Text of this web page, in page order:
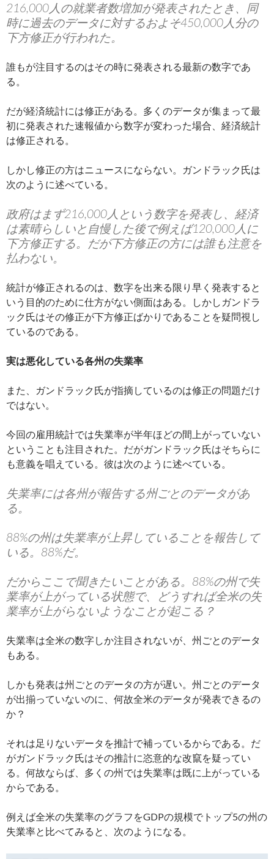
216,000人の就業者数増加が発表されたとき、同
時に過去のデータに対するおよそ450,000人分の
下方修正が行われた。
誰もが注目するのはその時に発表される最新の数字であ
る。
だが経済統計には修正がある。多くのデータが集まって最
初に発表された速報値から数字が変わった場合、経済統計
は修正される。
しかし修正の方はニュースにならない。ガンドラック氏は
次のように述べている。
政府はまず216,000人という数字を発表し、経済
は素晴らしいと自慢した後で例えば120,000人に
下方修正する。だが下方修正の方には誰も注意を
払わない。
統計が修正されるのは、数字を出来る限り早く発表すると
いう目的のために仕方がない側面はある。しかしガンドラ
ック氏はその修正が下方修正ばかりであることを疑問視し
ているのである。
実は悪化している各州の失業率
また、ガンドラック氏が指摘しているのは修正の問題だけ
ではない。
今回の雇用統計では失業率が半年ほどの間上がっていない
ということも注目された。だがガンドラック氏はそちらに
も意義を唱えている。彼は次のように述べている。
失業率には各州が報告する州ごとのデータがあ
る。
88%の州は失業率が上昇していることを報告して
いる。88%だ。
だからここで聞きたいことがある。88%の州で失
業率が上がっている状態で、どうすれば全米の失
業率が上がらないようなことが起こる？
失業率は全米の数字しか注目されないが、州ごとのデータ
もある。
しかも発表は州ごとのデータの方が遅い。州ごとのデータ
が出揃っていないのに、何故全米のデータが発表できるの
か？
それは足りないデータを推計で補っているからである。だ
がガンドラック氏はその推計に恣意的な改竄を疑ってい
る。何故ならば、多くの州では失業率は既に上がっている
からである。
例えば全米の失業率のグラフをGDPの規模でトップ5の州の
失業率と比べてみると、次のようになる。